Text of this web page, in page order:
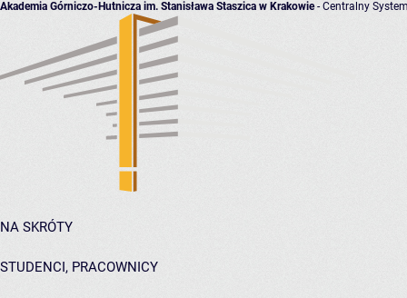
Akademia Górniczo-Hutnicza im. Stanisława Staszica w Krakowie- Centralny
NA SKRÓTY
STUDENCI, PRACOWNICY